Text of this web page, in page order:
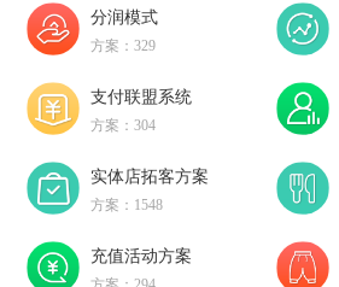
分润模式
方案：329
支付联盟系统
方案：304
实体店拓客方案
方案：1548
充值活动方案